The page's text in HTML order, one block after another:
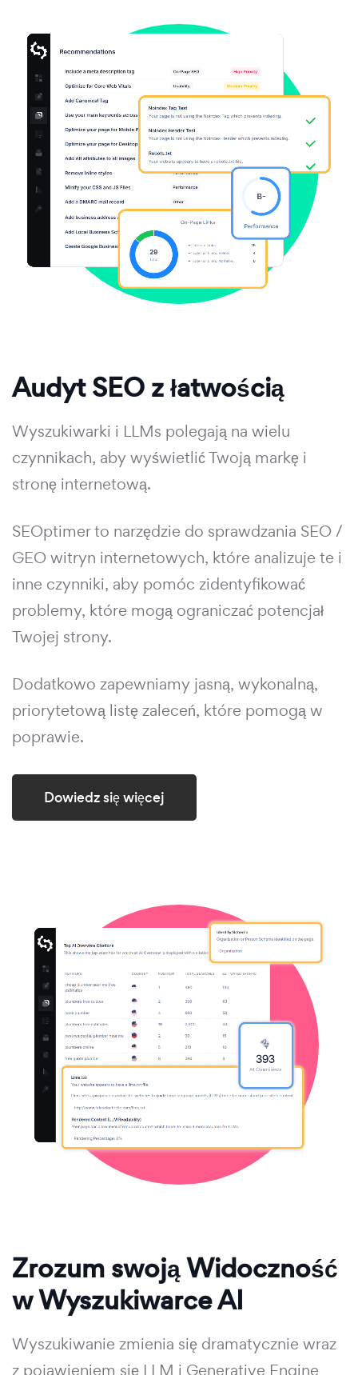
Audyt SEO z łatwością
Wyszukiwarki i LLMs polegają na wielu
czynnikach, aby wyświetlić Twoją markę i
stronę internetową.
SEOptimer to narzędzie do sprawdzania SEO /
GEO witryn internetowych, które analizuje te i
inne czynniki, aby pomóc zidentyfikować
problemy, które mogą ograniczać potencjał
Twojej strony.
Dodatkowo zapewniamy jasną, wykonalną,
priorytetową listę zaleceń, które pomogą w
poprawie.
Dowiedz się więcej
Zrozum swoją Widoczność
w Wyszukiwarce AI
Wyszukiwanie zmienia się dramatycznie wraz
z pojawieniem się LLM i Generative Engine